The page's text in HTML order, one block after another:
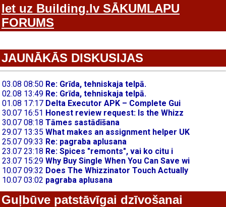
Iet uz Building.lv SĀKUMLAPU
FORUMS
JAUNĀKĀS DISKUSIJAS
Guļbūve patstāvīgai dzīvošanai